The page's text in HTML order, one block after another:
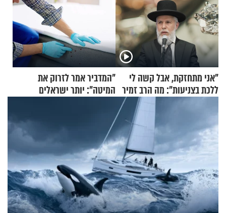
"אני מתחזקת, אבל קשה לי
ללכת בצניעות": מה הרב זמיר
כהן המליץ לה לעשות?
"המדביר אמר לזרוק את
המיטה": יותר ישראלים
המיטה